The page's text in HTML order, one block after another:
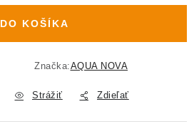
DO KOŠÍKA
Značka:AQUA NOVA
Strážiť Zdieľať